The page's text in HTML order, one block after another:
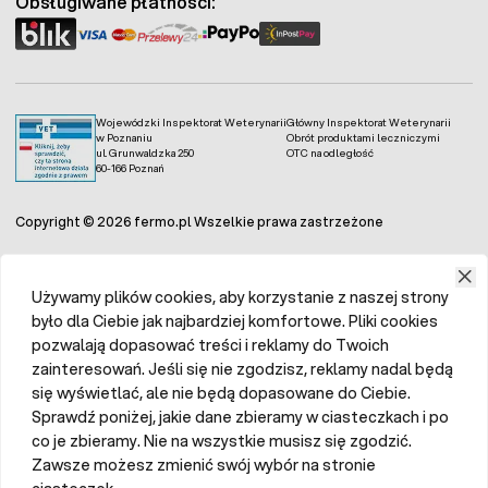
Wojewódzki Inspektorat Weterynarii
w Poznaniu
ul. Grunwaldzka 250
60-166 Poznań
Główny Inspektorat Weterynarii
Obrót produktami leczniczymi
OTC na odległość
Copyright © 2026 fermo.pl Wszelkie prawa zastrzeżone
Używamy plików cookies, aby korzystanie z naszej strony
było dla Ciebie jak najbardziej komfortowe. Pliki cookies
pozwalają dopasować treści i reklamy do Twoich
zainteresowań. Jeśli się nie zgodzisz, reklamy nadal będą
się wyświetlać, ale nie będą dopasowane do Ciebie.
Sprawdź poniżej, jakie dane zbieramy w ciasteczkach i po
co je zbieramy. Nie na wszystkie musisz się zgodzić.
Zawsze możesz zmienić swój wybór na stronie